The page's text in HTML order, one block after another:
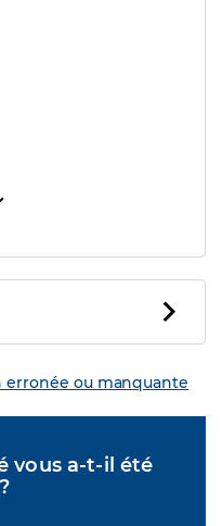
ou manquante
vous a-t-il été